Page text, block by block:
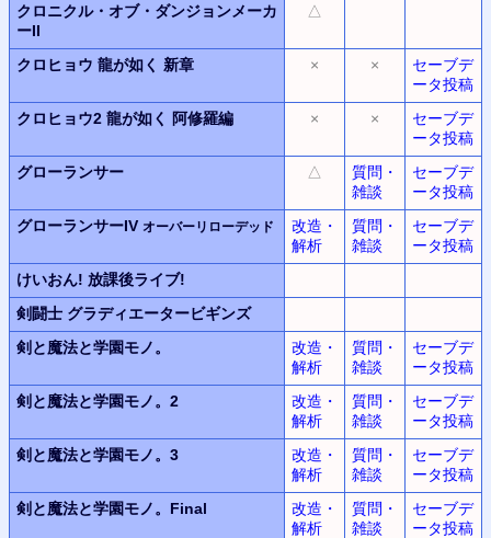
クロニクル・オブ・ダンジョンメーカ
ーII
△
クロヒョウ 龍が如く 新章 × ×
セーブデ
ータ投稿
クロヒョウ2 龍が如く 阿修羅編 × ×
セーブデ
ータ投稿
グローランサー
△
質問・
雑談
セーブデ
ータ投稿
グローランサーIV オーバーリローデッド
改造・
解析
質問・
雑談
セーブデ
ータ投稿
けいおん! 放課後ライブ!
剣闘士 グラディエータービギンズ
剣と魔法と学園モノ。
改造・
解析
質問・
雑談
セーブデ
ータ投稿
剣と魔法と学園モノ。2
改造・
解析
質問・
雑談
セーブデ
ータ投稿
剣と魔法と学園モノ。3
改造・
解析
質問・
雑談
セーブデ
ータ投稿
剣と魔法と学園モノ。Final
改造・
解析
質問・
雑談
セーブデ
ータ投稿